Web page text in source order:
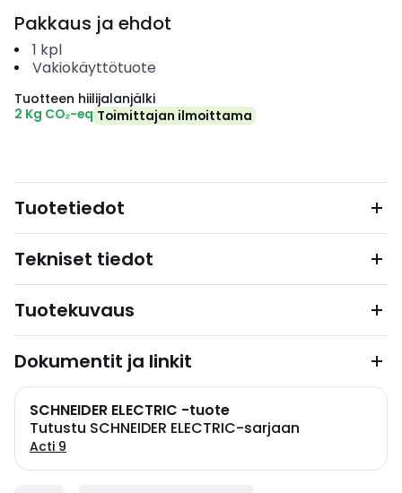
Pakkaus ja ehdot
1 kpl
Vakiokäyttötuote
Tuotteen hiilijalanjälki
2 Kg CO₂-eq Toimittajan ilmoittama
Tuotetiedot
Tekniset tiedot
Tuotekuvaus
Dokumentit ja linkit
SCHNEIDER ELECTRIC -tuote
Tutustu SCHNEIDER ELECTRIC-sarjaan
Acti 9